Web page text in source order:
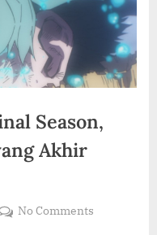
Season,
Akhir
No Commentson